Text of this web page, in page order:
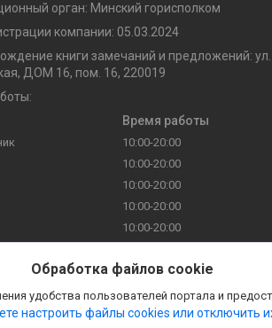
орган: Минский горисполком
компании: 05.03.2024
книги замечаний и предложений: ул.
ДОМ 16, пом. 16, 220019
Время работы
10:00-20:00
10:00-20:00
10:00-20:00
10:00-20:00
10:00-20:00
10:00-20:00
Обработка файлов cookie
удобства пользователей портала и
настроить файлы cookies или отключить